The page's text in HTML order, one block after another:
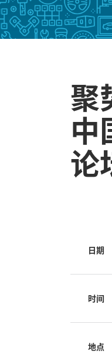
聚
中
论
日期
时间
地点